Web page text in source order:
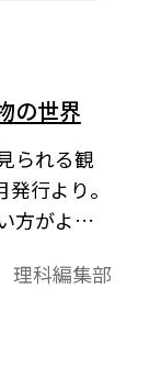
の世界
られる観
行より。
方がよく
ど，実際の
科編集部